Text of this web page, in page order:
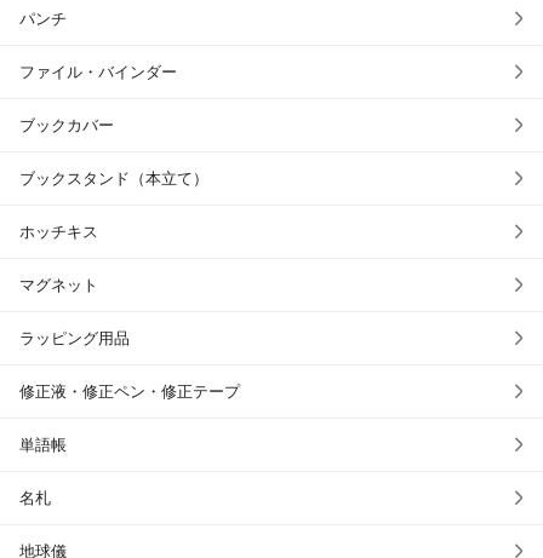
パンチ
ファイル・バインダー
ブックカバー
ブックスタンド（本立て）
ホッチキス
マグネット
ラッピング用品
修正液・修正ペン・修正テープ
単語帳
名札
地球儀